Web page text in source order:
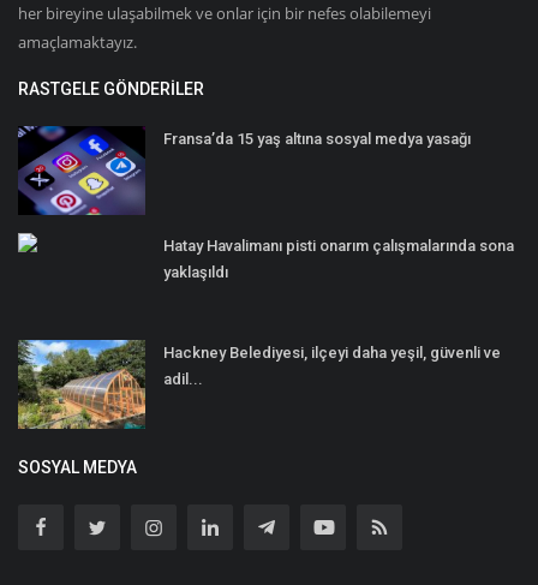
her bireyine ulaşabilmek ve onlar için bir nefes olabilemeyi
amaçlamaktayız.
RASTGELE GÖNDERILER
Fransa’da 15 yaş altına sosyal medya yasağı
Hatay Havalimanı pisti onarım çalışmalarında sona
yaklaşıldı
Hackney Belediyesi, ilçeyi daha yeşil, güvenli ve
adil...
SOSYAL MEDYA